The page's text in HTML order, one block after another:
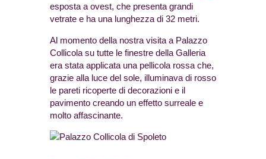
esposta a ovest, che presenta grandi
vetrate e ha una lunghezza di 32 metri.
Al momento della nostra visita a Palazzo
Collicola su tutte le finestre della Galleria
era stata applicata una pellicola rossa che,
grazie alla luce del sole, illuminava di rosso
le pareti ricoperte di decorazioni e il
pavimento creando un effetto surreale e
molto affascinante.